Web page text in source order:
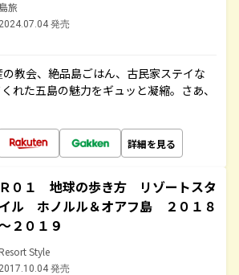
島旅
2024.07.04 発売
教会、絶品島ごはん、古民家ステイな
れた五島の魅力をギュッと凝縮。さあ、
詳細を見る
Ｒ０１ 地球の歩き方 リゾートスタ
イル ホノルル＆オアフ島 ２０１８
２０１９
Style
2017.10.04 発売